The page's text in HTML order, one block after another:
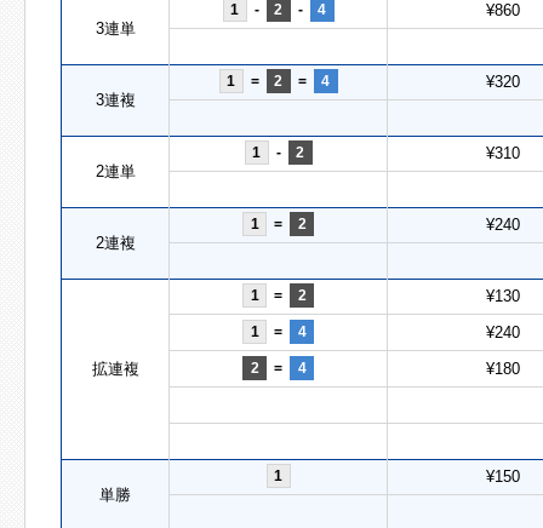
3連単
1 - 2 - 4 ¥860
3連複
1 = 2 = 4 ¥320
2連単
1 - 2 ¥310
2連複
1 = 2 ¥240
拡連複
1 = 2 ¥130
1 = 4 ¥240
2 = 4 ¥180
単勝
1 ¥150